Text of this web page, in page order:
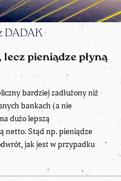
DADAK
lecz pieniądze płyną
bardziej zadłużony niż
bankach (a nie
dużo lepszą
netto. Stąd np. pieniądze
jak jest w przypadku